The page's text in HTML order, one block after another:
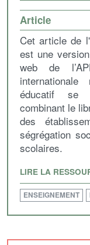
Article
Cet article de
est une
web de
éducatif se
combinant le
des
ségrégation
scolaires.
LIRE LA
ENSEIGNEMENT